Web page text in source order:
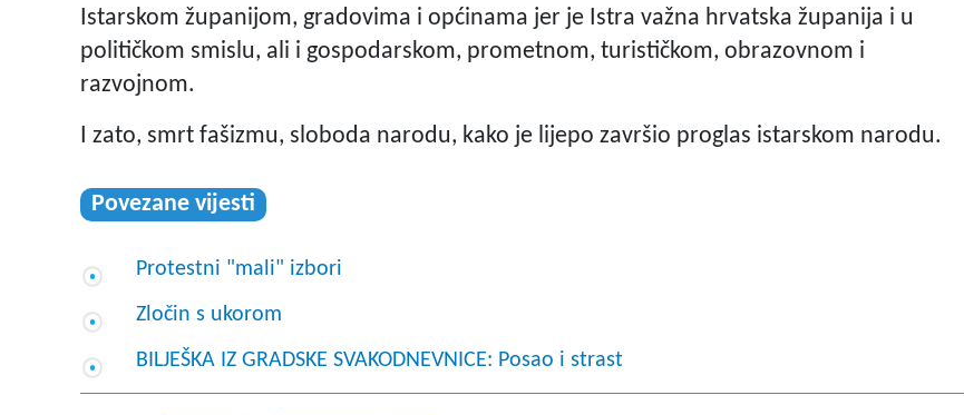
Istarskom županijom, gradovima i općinama jer je Istra važna hrvatska županija i u
političkom smislu, ali i gospodarskom, prometnom, turističkom, obrazovnom i
razvojnom.
I zato, smrt fašizmu, sloboda narodu, kako je lijepo završio proglas istarskom narodu.
Povezane vijesti
Protestni "mali" izbori
Zločin s ukorom
BILJEŠKA IZ GRADSKE SVAKODNEVNICE: Posao i strast